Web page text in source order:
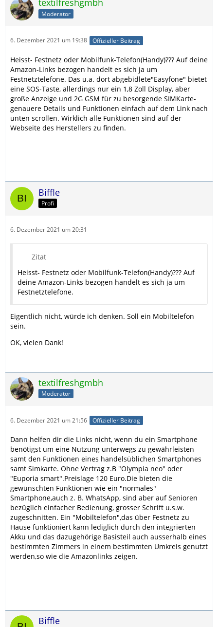
textilfreshgmbh
Moderator
6. Dezember 2021 um 19:38 Offizieller Beitrag
Heisst- Festnetz oder Mobilfunk-Telefon(Handy)??? Auf deine
Amazon-Links bezogen handelt es sich ja um
Festnetztelefone. Das u.a. dort abgebidlete"Easyfone" bietet
eine SOS-Taste, allerdings nur ein 1,8 Zoll Display, aber
große Anzeige und 2G GSM für zu besorgende SIMKarte-
genauere Details und Funktionen einfach auf dem Link nach
unten scrollen. Wirklich alle Funktionen sind auf der
Webseite des Herstellers zu finden.
Biffle
Profi
6. Dezember 2021 um 20:31
Zitat
Heisst- Festnetz oder Mobilfunk-Telefon(Handy)??? Auf
deine Amazon-Links bezogen handelt es sich ja um
Festnetztelefone.
Eigentlich nicht, würde ich denken. Soll ein Mobiltelefon
sein.
OK, vielen Dank!
textilfreshgmbh
Moderator
6. Dezember 2021 um 21:56 Offizieller Beitrag
Dann helfen dir die Links nicht, wenn du ein Smartphone
benötigst um eine Nutzung unterwegs zu gewährleisten
samt den Funktionen eines handelsüblichen Smartphones
samt Simkarte. Ohne Vertrag z.B "Olympia neo" oder
"Euporia smart".Preislage 120 Euro.Die bieten die
gewünschten Funktionen wie ein "normales"
Smartphone,auch z. B. WhatsApp, sind aber auf Senioren
bezüglich einfacher Bedienung, grosser Schrift u.s.w.
zugeschnitten. Ein "Mobiltelefon",das über Festnetz zu
Hause funktioniert kann lediglich durch den integrierten
Akku und das dazugehörige Basisteil auch ausserhalb eines
bestimmten Zimmers in einem bestimmten Umkreis genutzt
werden,so wie die Amazonlinks zeigen.
Biffle